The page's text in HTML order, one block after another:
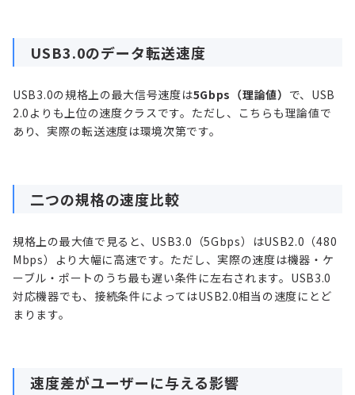
USB3.0のデータ転送速度
USB3.0の規格上の最大信号速度は5Gbps（理論値） で、USB
2.0よりも上位の速度クラスです。ただし、こちらも理論値で
あり、実際の転送速度は環境次第です。
二つの規格の速度比較
規格上の最大値で見ると、USB3.0（5Gbps）はUSB2.0（480
Mbps）より大幅に高速です。ただし、実際の速度は機器・ケ
ーブル・ポートのうち最も遅い条件に左右されます。USB3.0
対応機器でも、接続条件によってはUSB2.0相当の速度にとど
まります。
速度差がユーザーに与える影響